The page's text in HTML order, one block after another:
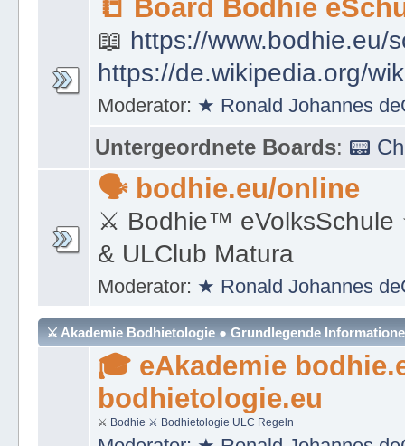
📒 Board Bodhie
📖 https://www.bodhie.eu/
https://de.wikipedia.org/
Moderator: ★ Ronald Johannes
Untergeordnete Boards: 📟
🗣 bodhie.eu/online
⚔ Bodhie™
& ULClub Matura
Moderator: ★ Ronald Johannes
⚔ Akademie Bodhietologie ● Grundlegende
🎓 eAkademie
bodhietologie.eu
⚔ Bodhie ⚔ Bodhietologie ULC Regeln